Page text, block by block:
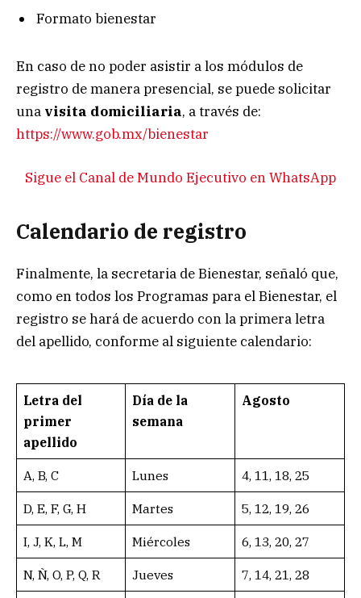
Formato bienestar
En caso de no poder asistir a los módulos de
registro de manera presencial, se puede solicitar
una visita domiciliaria, a través de:
https://www.gob.mx/bienestar
Sigue el Canal de Mundo Ejecutivo en WhatsApp
Calendario de registro
Finalmente, la secretaria de Bienestar, señaló que,
como en todos los Programas para el Bienestar, el
registro se hará de acuerdo con la primera letra
del apellido, conforme al siguiente calendario:
Letra del
primer
apellido
Día de la
semana
Agosto
A, B, C Lunes 4, 11, 18, 25
D, E, F, G, H Martes 5, 12, 19, 26
I, J, K, L, M Miércoles 6, 13, 20, 27
N, Ñ, O, P, Q, R Jueves 7, 14, 21, 28